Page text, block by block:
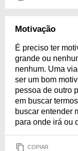
Motivação
É preciso ter
grande ou
nenhum. Uma
ser um bom
pessoa de outro
em buscar
buscar entender
para onde irá ou
COPIAR